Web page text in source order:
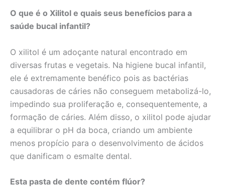
O que é o Xilitol e quais seus benefícios para a
saúde bucal infantil?
O xilitol é um adoçante natural encontrado em
diversas frutas e vegetais. Na higiene bucal infantil,
ele é extremamente benéfico pois as bactérias
causadoras de cáries não conseguem metabolizá-lo,
impedindo sua proliferação e, consequentemente, a
formação de cáries. Além disso, o xilitol pode ajudar
a equilibrar o pH da boca, criando um ambiente
menos propício para o desenvolvimento de ácidos
que danificam o esmalte dental.
Esta pasta de dente contém flúor?